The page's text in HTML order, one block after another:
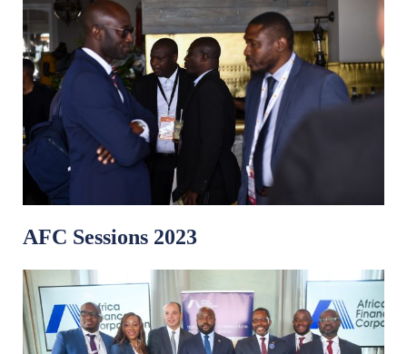
AFC Sessions 2023